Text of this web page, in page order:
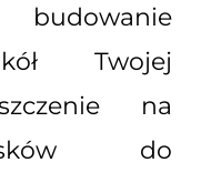
Twojej
na
do